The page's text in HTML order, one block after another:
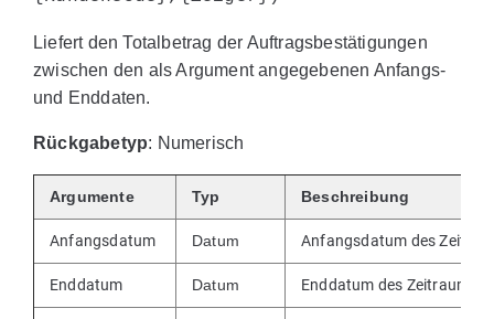
Liefert den Totalbetrag der Auftragsbestätigungen
zwischen den als Argument angegebenen Anfangs-
und Enddaten.
Rückgabetyp: Numerisch
Argumente Typ Beschreibung
Anfangsdatum Datum Anfangsdatum des
Enddatum Datum Enddatum des Zeitraums